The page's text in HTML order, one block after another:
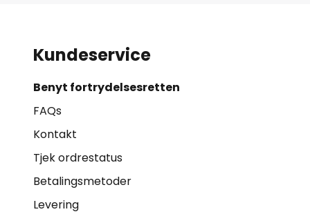
Kundeservice
Benyt fortrydelsesretten
FAQs
Kontakt
Tjek ordrestatus
Betalingsmetoder
Levering